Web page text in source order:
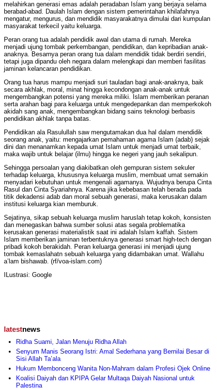
melahirkan generasi emas adalah peradaban Islam yang berjaya selama
berabad-abad. Daulah Islam dengan sistem pemerintahan khilafahnya
mengatur, mengurus, dan mendidik masyarakatnya dimulai dari kumpulan
masyarakat terkecil yaitu keluarga.
Peran orang tua adalah pendidik awal dan utama di rumah. Mereka
menjadi ujung tombak perkembangan, pendidikan, dan kepribadian anak-
anaknya. Besarnya peran orang tua dalam mendidik tidak berdiri sendiri,
tetapi juga dipandu oleh negara dalam melengkapi dan memberi fasilitas
jaminan kelancaran pendidikan.
Orang tua harus mampu menjadi suri tauladan bagi anak-anaknya, baik
secara akhlak, moral, minat hingga kecondongan anak-anak untuk
mengembangkan potensi yang mereka miliki. Islam memberikan peranan
serta arahan bagi para keluarga untuk mengedepankan dan memperkokoh
akidah sang anak, mengembangkan bidang sains teknologi berbasis
pendidikan akhlak tanpa batas.
Pendidikan ala Rasulullah saw mengutamakan dua hal dalam mendidik
seorang anak, yaitu: mengajarkan pemahaman agama Islam (adab) sejak
dini dan menanamkan kepada umat Islam untuk menjadi umat terbaik,
maka wajib untuk belajar (ilmu) hingga ke negeri yang jauh sekalipun.
Sehingga persoalan yang diakibatkan oleh gempuran sistem sekuler
terhadap keluarga, khususnya keluarga muslim, membuat umat semakin
menyadari kebutuhan untuk mengenali agamanya. Wujudnya berupa Cinta
Rasul dan Cinta Syariahnya. Karena jika kebebasan telah berada pada
titik dekadensi adab dan moral sebuah generasi, maka kerusakan dalam
institusi keluarga kian memburuk.
Sejatinya, sikap sebuah keluarga muslim haruslah tetap kokoh, konsisten
dan menegaskan bahwa sumber solusi atas segala problematika
kerusakan generasi materialistik saat ini adalah Islam kaffah. Sistem
Islam memberikan jaminan terbentuknya generasi smart high-tech dengan
pribadi kokoh berakidah. Peran keluarga generasi ini menjadi ujung
tombak kemaslahatn sebuah keluarga yang didambakan umat. Wallahu
a’lam bishawab. (rf/voa-islam.com)
ILustrasi: Google
latestnews
Ridha Suami, Jalan Menuju Ridha Allah
Senyum Manis Seorang Istri: Amal Sederhana yang Bernilai Besar di
Sisi Allah Ta’ala
Hukum Membonceng Wanita Non-Mahram dalam Profesi Ojek Online
Koalisi Daiyah dan KPIPA Gelar Multaqa Daiyah Nasional untuk
Palestina